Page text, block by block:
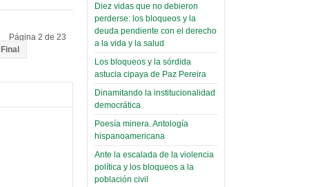
Página 2 de 23
Final
Read more...
Creacionismo,
filtraciones e
inicio de la
campaña del
MAS
(Miscelánea
palaciega 6)
El Infamatorio
Domingo, 12 Mayo 2019
Read more...
Diez vidas que no debieron
perderse: los bloqueos y la
deuda pendiente con el derecho
a la vida y la salud
Los bloqueos y la sórdida
astucia cipaya de Paz Pereira
Dinamitando la institucionalidad
democrática
Poesía minera. Antología
hispanoamericana
Ante la escalada de la violencia
política y los bloqueos a la
población civil